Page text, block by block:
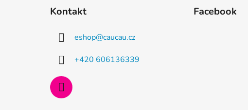
Kontakt
eshop@caucau.cz
+420 606136339
Facebook